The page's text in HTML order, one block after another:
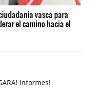
vasca para
el camino hacia el